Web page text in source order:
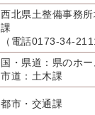
西北県土整備事務
課
（電話0173-34-
国・県道：県のホ
市道：土木課
都市・交通課